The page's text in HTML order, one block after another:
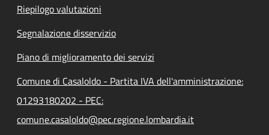
Riepilogo valutazioni
Segnalazione disservizio
Piano di miglioramento dei servizi
Comune di Casaloldo - Partita IVA dell'amministrazione:
01293180202 - PEC:
comune.casaloldo@pec.regione.lombardia.it